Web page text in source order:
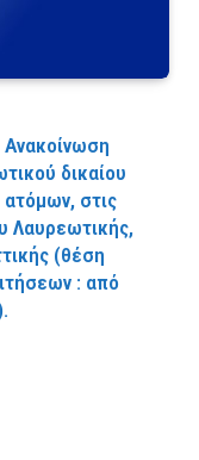
δικαίου
στις
Λαυρεωτικής,
(θέση
: από